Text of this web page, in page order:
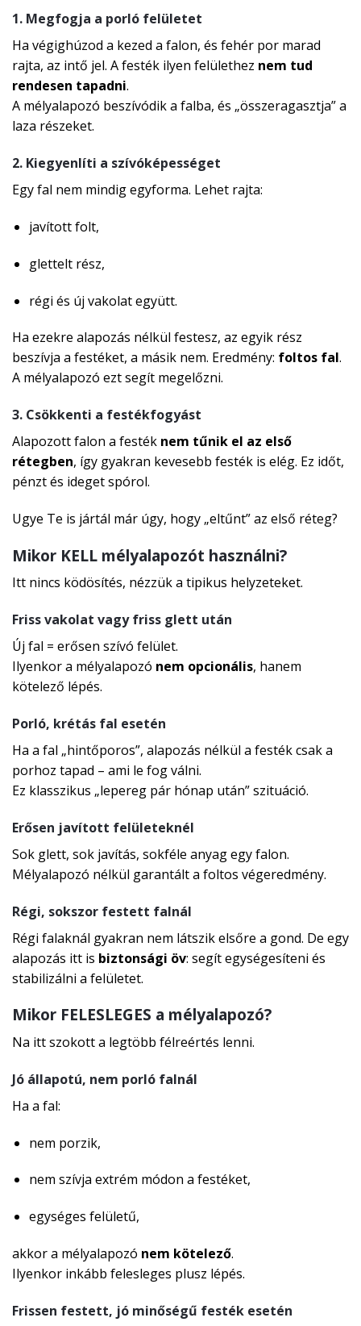
1. Megfogja a porló felületet
Ha végighúzod a kezed a falon, és fehér por marad
rajta, az intő jel. A festék ilyen felülethez nem tud
rendesen tapadni.
A mélyalapozó beszívódik a falba, és „összeragasztja” a
laza részeket.
2. Kiegyenlíti a szívóképességet
Egy fal nem mindig egyforma. Lehet rajta:
javított folt,
glettelt rész,
régi és új vakolat együtt.
Ha ezekre alapozás nélkül festesz, az egyik rész
beszívja a festéket, a másik nem. Eredmény: foltos fal.
A mélyalapozó ezt segít megelőzni.
3. Csökkenti a festékfogyást
Alapozott falon a festék nem tűnik el az első
rétegben, így gyakran kevesebb festék is elég. Ez időt,
pénzt és ideget spórol.
Ugye Te is jártál már úgy, hogy „eltűnt” az első réteg?
Mikor KELL mélyalapozót használni?
Itt nincs ködösítés, nézzük a tipikus helyzeteket.
Friss vakolat vagy friss glett után
Új fal = erősen szívó felület.
Ilyenkor a mélyalapozó nem opcionális, hanem
kötelező lépés.
Porló, krétás fal esetén
Ha a fal „hintőporos”, alapozás nélkül a festék csak a
porhoz tapad – ami le fog válni.
Ez klasszikus „lepereg pár hónap után” szituáció.
Erősen javított felületeknél
Sok glett, sok javítás, sokféle anyag egy falon.
Mélyalapozó nélkül garantált a foltos végeredmény.
Régi, sokszor festett falnál
Régi falaknál gyakran nem látszik elsőre a gond. De egy
alapozás itt is biztonsági öv: segít egységesíteni és
stabilizálni a felületet.
Mikor FELESLEGES a mélyalapozó?
Na itt szokott a legtöbb félreértés lenni.
Jó állapotú, nem porló falnál
Ha a fal:
nem porzik,
nem szívja extrém módon a festéket,
egységes felületű,
akkor a mélyalapozó nem kötelező.
Ilyenkor inkább felesleges plusz lépés.
Frissen festett, jó minőségű festék esetén